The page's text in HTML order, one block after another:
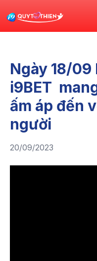
Ngày 18/
i9BET
ấm áp đến
người
20/09/2023